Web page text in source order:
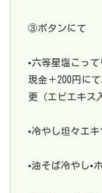
③ボタンにて
•六等星塩こって
現金＋200円に
更（エビエキス
•冷やし坦々エキ
•油そば冷やし•